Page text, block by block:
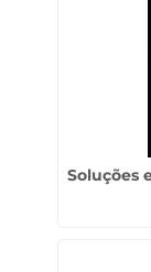
Soluções